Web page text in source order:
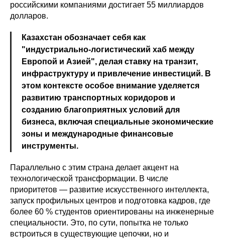
российскими компаниями достигает 55 миллиардов
долларов.
Казахстан обозначает себя как
"индустриально-логистический хаб между
Европой и Азией", делая ставку на транзит,
инфраструктуру и привлечение инвестиций. В
этом контексте особое внимание уделяется
развитию транспортных коридоров и
созданию благоприятных условий для
бизнеса, включая специальные экономические
зоны и международные финансовые
инструменты.
Параллельно с этим страна делает акцент на
технологической трансформации. В числе
приоритетов — развитие искусственного интеллекта,
запуск профильных центров и подготовка кадров, где
более 60 % студентов ориентированы на инженерные
специальности. Это, по сути, попытка не только
встроиться в существующие цепочки, но и